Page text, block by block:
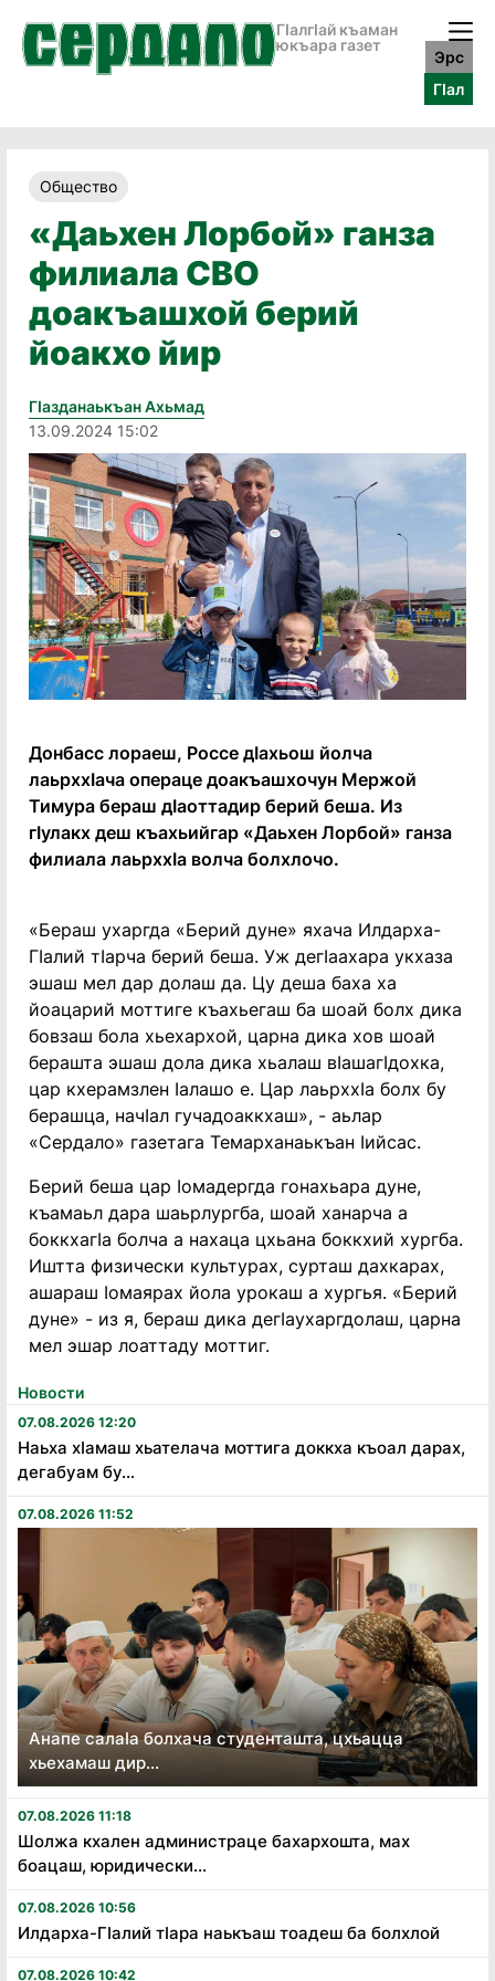
ГӀалгӀай къаман
юкъара газет
Эрс
ГӀал
Новости
07.08.2026 12:20
Наьха хӏамаш хьателача моттига доккха къоал дарах,
дегабуам бу...
07.08.2026 11:52
Анапе салаӏа болхача студенташта, цхьацца
хьехамаш дир...
07.08.2026 11:18
Шолжа кхален администраце бахархошта, мах
боацаш, юридически...
07.08.2026 10:56
Илдарха-Гӏалий тӏара наькъаш тоадеш ба болхлой
07.08.2026 10:42
Общество
«Даьхен Лорбой» ганза
филиала СВО
доакъашхой берий
йоакхо йир
Гӏазданаькъан Ахьмад
13.09.2024 15:02
Донбасс лораеш, Россе дӀахьош йолча
лаьрххӀача операце доакъашхочун Мержой
Тимура бераш дӀаоттадир берий беша. Из
гӀулакх деш къахьийгар «Даьхен Лорбой» ганза
филиала лаьрххӀа волча болхлочо.
«Бераш ухаргда «Берий дуне» яхача Илдарха-
Гӏалий тӀарча берий беша. Уж дегӀаахара укхаза
эшаш мел дар долаш да. Цу деша баха ха
йоацарий моттиге къахьегаш ба шоай болх дика
бовзаш бола хьехархой, царна дика хов шоай
берашта эшаш дола дика хьалаш вӀашагӀдохка,
цар кхерамзлен Ӏалашо е. Цар лаьрххӀа болх бу
берашца, начӀал гучадоаккхаш», - аьлар
«Сердало» газетага Темарханаькъан Ӏийсас.
Берий беша цар Ӏомадергда гонахьара дуне,
къамаьл дара шаьрлургба, шоай ханарча а
боккхагӀа болча а нахаца цхьана боккхий хургба.
Иштта физически культурах, сурташ дахкарах,
ашараш Ӏомаярах йола урокаш а хургья. «Берий
дуне» - из я, бераш дика дегӀаухаргдолаш, царна
мел эшар лоаттаду моттиг.